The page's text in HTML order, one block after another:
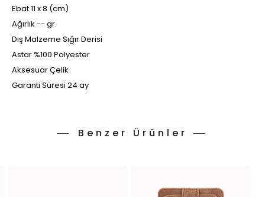
Ebat 11 x 8 (cm)
Ağırlık -- gr.
Dış Malzeme Sığır Derisi
Astar %100 Polyester
Aksesuar Çelik
Garanti Süresi 24 ay
Benzer Ürünler